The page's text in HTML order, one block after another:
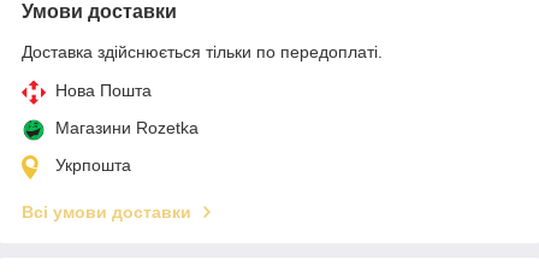
Умови доставки
Доставка здійснюється тільки по передоплаті.
Нова Пошта
Магазини Rozetka
Укрпошта
Всі умови доставки